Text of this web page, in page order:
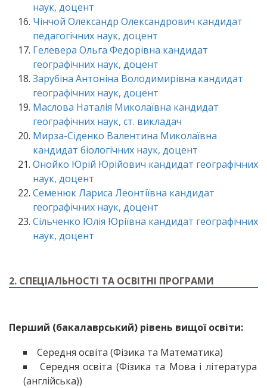
наук, доцент
Чінчой Олександр Олександрович кандидат
педагогічних наук, доцент
Гелевера Ольга Федорівна кандидат
географічних наук, доцент
Зарубіна Антоніна Володимирівна кандидат
географічних наук, доцент
Маслова Наталія Миколаївна кандидат
географічних наук, ст. викладач
Мирза-Сіденко Валентина Миколаївна
кандидат біологічних наук, доцент
Онойко Юрій Юрійович кандидат географічних
наук, доцент
Семенюк Лариса Леонтіївна кандидат
географічних наук, доцент
Сільченко Юлія Юріївна кандидат географічних
наук, доцент
2. CПЕЦІАЛЬНОСТІ ТА ОСВІТНІ ПРОГРАМИ
Перший (бакалаврський) рівень вищої освіти:
Середня освіта (Фізика та Математика)
Середня освіта (Фізика та Мова і література
(англійська))